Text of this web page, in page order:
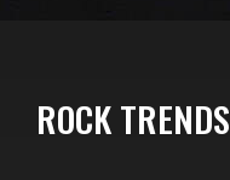
ROCK TRENDS